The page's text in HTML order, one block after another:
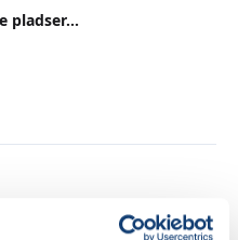
er der et begrænset
pladser...